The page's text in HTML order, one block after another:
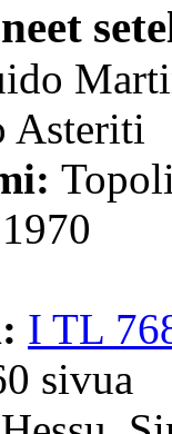
Asteriti
1970
I TL
sivua